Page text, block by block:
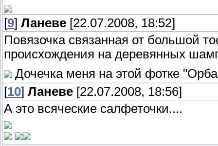
[9] Ланеве [22.07.2008, 18:52]
Повязочка связанная от большой
происхождения на деревянных
Дочечка меня на этой фотке
[10] Ланеве [22.07.2008, 18:56]
А это всяческие салфеточки....